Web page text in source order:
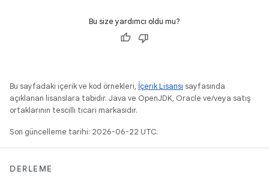
Bu size yardımcı oldu mu?
Bu sayfadaki içerik ve kod örnekleri, İçerik Lisansı sayfasında
açıklanan lisanslara tabidir. Java ve OpenJDK, Oracle ve/veya satış
ortaklarının tescilli ticari markasıdır.
Son güncelleme tarihi: 2026-06-22 UTC.
DERLEME